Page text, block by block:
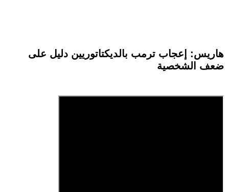
هاريس: إعجاب ترمب بالديكتاتوريين دليل على
ضعف الشخصية